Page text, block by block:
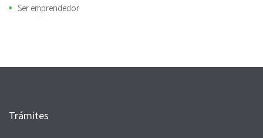
Ser emprendedor
Trámites